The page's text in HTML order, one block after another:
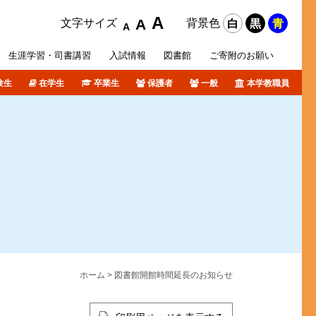
文字サイズ A A A 背景色 白 黒 青
生涯学習・司書講習 入試情報 図書館 ご寄附のお願い
生 在学生 卒業生 保護者 一般 本学教職員
ホーム > 図書館開館時間延長のお知らせ